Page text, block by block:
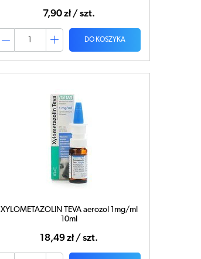
7,90 zł / szt.
DO KOSZYKA
XYLOMETAZOLIN TEVA aerozol 1mg/ml
10ml
18,49 zł / szt.